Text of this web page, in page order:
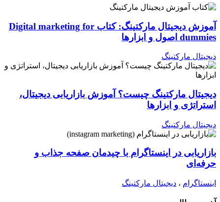
آموزش دیجیتال مارکتینگ: کتاب Digital marketing for
dummies اصول و ابزارها
دیجیتال مارکتینگ
دیجیتال مارکتینگ چیست؟ آموزش بازاریابی دیجیتال،
استراتژی و ابزارها
دیجیتال مارکتینگ
بازاریابی در اینستاگرام با چیدمان صفحه جذاب و
حرفه‌ای
اینستاگرام ، دیجیتال مارکتینگ